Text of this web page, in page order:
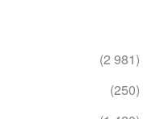
(2 981)
(250)